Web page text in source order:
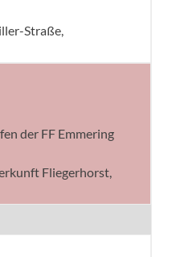
Straße,
der FF Emmering
Fliegerhorst,